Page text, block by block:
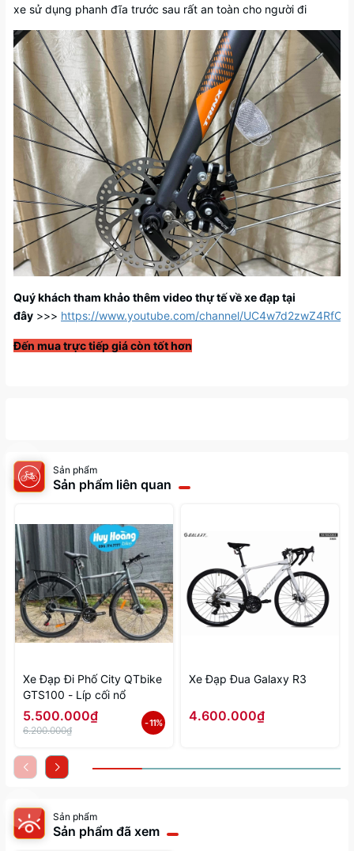
xe sử dụng phanh đĩa trước sau rất an toàn cho người đi
Quý khách tham khảo thêm video thự tế về xe đạp tại
đây >>> https://www.youtube.com/channel/
Đến mua trực tiếp giá còn tốt hơn
Sản phẩm
Sản phẩm liên quan
Xe Đạp Đi Phố City QTbike
GTS100 - Líp cối nổ
5.500.000₫
6.200.000₫
- 11%
Xe Đạp Đua Galaxy R3
4.600.000₫
Sản phẩm
Sản phẩm đã xem